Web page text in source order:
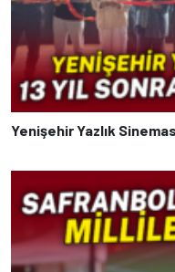
Yenişehir Yazlık